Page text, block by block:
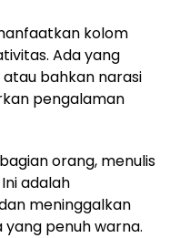
kolom
Ada yang
bahkan narasi
pengalaman
orang, menulis
adalah
meninggalkan
yang penuh warna.